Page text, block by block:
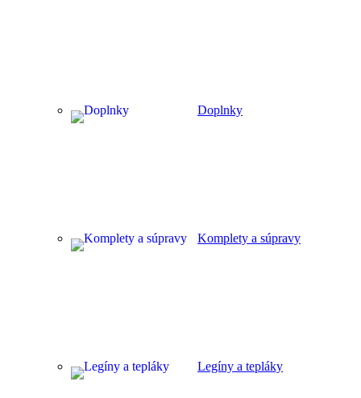
Doplnky
Komplety a súpravy
Legíny a tepláky